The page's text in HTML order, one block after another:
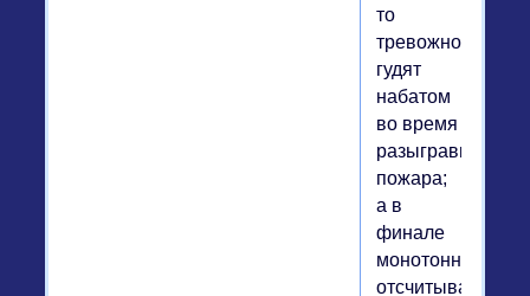
то
тревожно
гудят
набатом
во время
разыгравшегося
пожара;
а в
финале
монотонно
отсчитывают